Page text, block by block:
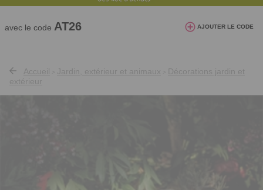
avec le code AT26 AJOUTER LE CODE
Accueil Jardin, extérieur et animaux
Décorations jardin et
extérieur